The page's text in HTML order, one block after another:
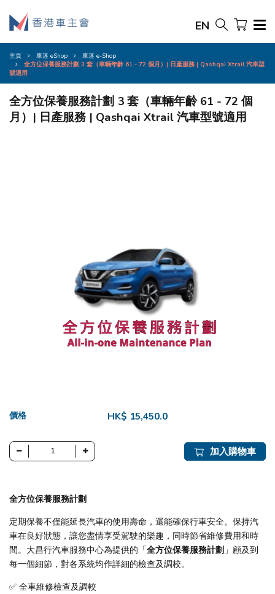
EN
主頁 車迷 eShop
車迷 e-Shop
全方位保養服務計劃 3 套（車輛年齡 61 - 72 個月）| 日產服務 | Qashqai Xtrail 汽車型
號適用
全方位保養服務計劃 3 套（車輛年齡 61 - 72 個
月）| 日產服務 | Qashqai Xtrail 汽車型號適用
價格 HK$ 15,450.0
加入購物車
全方位保養服務計劃
定期保養不僅能延長汽車的使用壽命，還能確保行車安全。保持汽
車在良好狀態，讓您盡情享受駕駛的樂趣，同時節省維修費用和時
間。大昌行汽車服務中心為提供的「全方位保養服務計劃」顧及到
每一個細節，對各系統均作詳細的檢查及調校。
✅ 全車維修檢查及調較